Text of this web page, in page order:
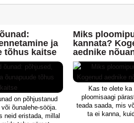
putukaga,
tuleneb ka
punane
väga väike
esinemisele
tugevamini
ilma päraku
kiudusid,
Ta torkab lehti
Näiteks
vananedes muutub lehtede
küljel nähtavaks tumedate
laikudega. Haigus levib
kõrge õhuniiskuse,
puudumise ja
istandustes.
ja
tõhus kaitse
on põhjustanud
õunalehe-sööja.
neid eristada, millal
Miks
kannata?
aednike
nipid
Kas te olete ka
ploomisaagi
teada saada, mis
ta ei kanna,